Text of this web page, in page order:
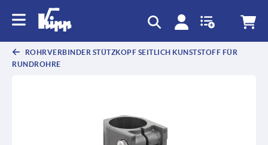
ROHRVERBINDER STÜTZKOPF SEITLICH KUNSTSTOFF FÜR
RUNDROHRE